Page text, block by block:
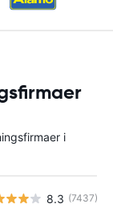
i
8.3 (7437)